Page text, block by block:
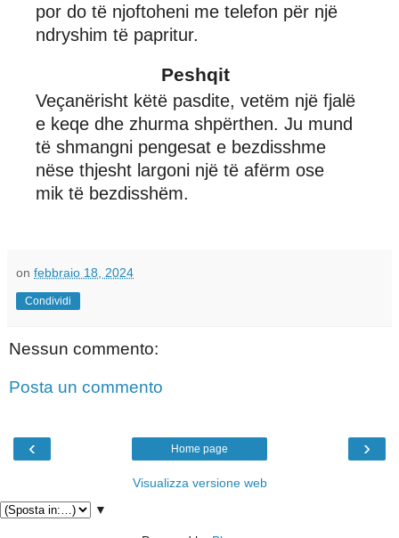
por do të njoftoheni me telefon për një
ndryshim të papritur.
Peshqit
Veçanërisht këtë pasdite, vetëm një fjalë
e keqe dhe zhurma shpërthen. Ju mund
të shmangni pengesat e bezdisshme
nëse thjesht largoni një të afërm ose
mik të bezdisshëm.
on febbraio 18, 2024
Condividi
Nessun commento:
Posta un commento
‹ ›
Home page
Visualizza versione web
▼